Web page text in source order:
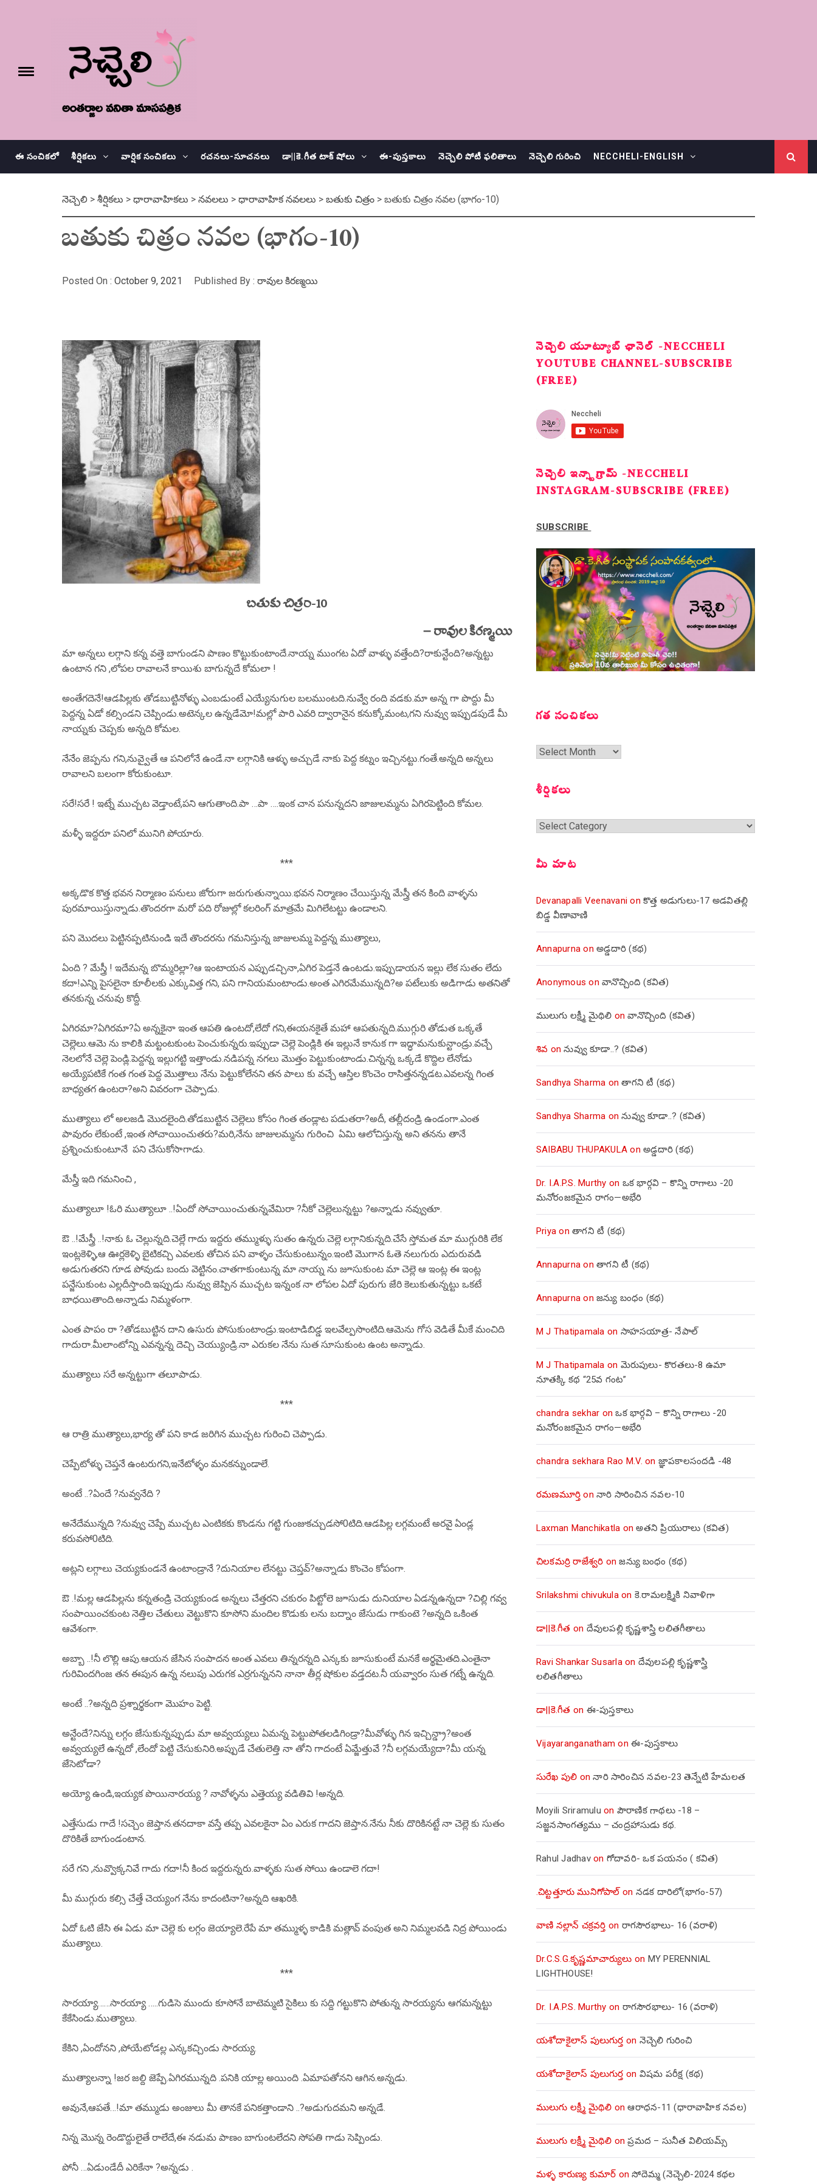
Toggle
ఈ సంచికలో శీర్షికలు వార్షిక సంచికలు రచనలు-సూచనలు డా||కె.గీత టాక్ షోలు ఈ-పుస్తకాలు నెచ్చెలి పోటీ ఫలితాలు నెచ్చెలి గురించి NECCHELI-ENGLISH
నెచ్చెలి > శీర్షికలు > ధారావాహికలు > నవలలు > ధారావాహిక నవలలు > బతుకు చిత్రం > బతుకు చిత్రం నవల (భాగం-10)
బతుకు చిత్రం నవల (భాగం-10)
Posted On : October 9, 2021 Published By : రావుల కిరణ్మయి
బతుకు చిత్రం-10
– రావుల కిరణ్మయి
మా అన్నలు లగ్గాని కన్న వత్తె బాగుండని పాణం కొట్టుకుంటాందే.నాయ్న ముంగట ఏదో వాళ్ళు వత్తేంది?రాకున్టేంది?అన్నట్టు
ఉంటాన గని ,లోపల రావాలనే కాయిశు బాగున్నదే కోమలా !
అంతేగదెనే!ఆడపిల్లకు తోడబుట్టినోళ్ళు ఎంబడుంటే ఎయ్యేనుగుల బలముంటది.నువ్వే రంది వడకు.మా అన్న గా పొద్దు మీ
పెద్దన్న ఏడో కల్సిండని చెప్పిండు.అటెన్కల ఉన్నడేమో!మల్లో పారి ఎవరి ద్వారానైన కనుక్కోమంట,గని నువ్వు ఇప్పుడపుడే మీ
నాయ్నకు చెప్పకు అన్నది కోమల.
నేనేం జెప్పను గని,నువ్వైతే ఆ పనిలోనే ఉండే.నా లగ్గానికి ఆళ్ళు అచ్చుడే నాకు పెద్ద కట్నం ఇచ్చినట్టు.గంతే.అన్నది అన్నలు
రావాలని బలంగా కోరుకుంటూ.
సరే!సరే ! ఇట్నే ముచ్చట వెడ్తాంటే,పని ఆగుతాంది.పా …పా ….ఇంక చాన పనున్నదని జాజులమ్మను ఏగిరపెట్టింది కోమల.
మళ్ళీ ఇద్దరూ పనిలో మునిగి పోయారు.
***
అక్కడొక కొత్త భవన నిర్మాణం పనులు జోరుగా జరుగుతున్నాయి.భవన నిర్మాణం చేయిస్తున్న మేస్త్రీ తన కింది వాళ్ళను
పురమాయిస్తున్నాడు.తొందరగా మరో పది రోజుల్లో కలరింగ్ మాత్రమే మిగిలేటట్టు ఉండాలని.
పని మొదలు పెట్టినప్పటినుండి ఇదే తొందరను గమనిస్తున్న జాజులమ్మ పెద్దన్న ముత్యాలు,
ఏంది ? మేస్త్రీ ! ఇదేమన్న బొమ్మరిల్లా?ఆ ఇంటాయన ఎప్పుడచ్చినా,ఏగిర పెడ్తనే ఉంటడు.ఇప్పుడాయన ఇల్లు లేక సుతం లేదు
కదా!ఎన్ని పైసలైనా కూలీలకు ఎక్కువిత్త గని, పని గానియమంటాండు.అంత ఎగిరమేమున్నది?అ పటేలుకు అడిగాడు అతనితో
తనకున్న చనువు కొద్దీ.
ఏగిరమా?ఏగిరమా?ఏ అన్నకైనా ఇంత ఆపతి ఉంటదో,లేదో గని,ఈయనకైతే మహా ఆపతున్నది.ముగ్గురి తోడుత ఒక్కతే
చెల్లెలు.ఆమె ను కాలికి మట్టంటకుంట పెంచుకున్నరు.ఇప్పుడా చెల్లె పెండ్లికి ఈ ఇల్లునే కానుక గా ఇద్ధామనుకున్టాండ్రు.వచ్చే
నెలలోనే చెల్లె పెండ్లి.పెద్దన్న ఇల్లుగట్టి ఇత్తాండు.నడిపన్న నగలు మొత్తం పెట్టుకుంటాండు.చిన్నన్న ఒక్కడే కొద్దిల లేనోడు
అయ్యేపటికే గంత గంత పెద్ద మొత్తాలు నేను పెట్టుకోలేనని తన పాలు కు వచ్చే ఆస్తిల కొంచెం రాసిత్తనన్నడట.ఎవలన్న గింత
బాధ్యతగ ఉంటరా?అని వివరంగా చెప్పాడు.
ముత్యాలు లో అలజడి మొదలైంది.తోడబుట్టిన చెల్లెలు కోసం గింత తండ్లాట పడుతరా?అదీ, తల్లీదండ్రి ఉండంగా.ఎంత
పావురం లేకుంటే ,ఇంత సోచాయించుతరు?మరి,నేను జాజులమ్మను గురించి ఏమి ఆలోచిస్తున్న అని తనను తానే
ప్రశ్నించుకుంటూనే పని చేసుకోసాగాడు.
మేస్త్రీ ఇది గమనించి ,
ముత్యాలూ !ఓరి ముత్యాలూ ..!ఏందో సోచాయించుతున్నవేమిరా ?నీకో చెల్లెలున్నట్టు ?అన్నాడు నవ్వుతూ.
ఔ ..!మేస్త్రీ ..!నాకు ఓ చెల్లున్నది.చెల్లే గాదు ఇద్దరు తమ్ముళ్ళు సుతం ఉన్నరు.చెల్లె లగ్గానికున్నది.చేసే స్తోమత మా ముగ్గురికి లేక
ఇంట్లకెళ్ళి,ఆ ఊర్లకెళ్ళి బైటికచ్చి ఎవలకు తోచిన పని వాళ్ళం చేసుకుంటున్నం.ఇంటి మొగాన ఓతె నలుగురు ఎదురువడి
అడుగుతరని గూడ పోవుడు బందు వెట్టినం.చాతగాకుంటున్న మా నాయ్న ను జూసుకుంట మా చెల్లె ఆ ఇంట్ల ఈ ఇంట్ల
పన్జేసుకుంట ఎల్లదీస్తాంది.ఇప్పుడు నువ్వు జెప్పిన ముచ్చట ఇన్నంక నా లోపల ఏదో పురుగు జేరి కెలుకుతున్నట్టు ఒకటే
బాధయితాంది.అన్నాడు నిమ్మళంగా.
ఎంత పాపం రా ?తోడబుట్టిన దాని ఉసురు పోసుకుంటాండ్రు.ఇంటాడిబిడ్డ ఇలవేల్పసొంటిది.ఆమెను గోస వెడితే మీకే మంచిది
గాదురా.మీలాంటోన్ని ఎవన్నన్న దెచ్చి చెయ్యుండ్రి.నా ఎరుకల నేను సుత సూసుకుంట ఉంట అన్నాడు.
ముత్యాలు సరే అన్నట్టుగా తలూపాడు.
***
ఆ రాత్రి ముత్యాలు,భార్య తో పని కాడ జరిగిన ముచ్చట గురించి చెప్పాడు.
చెప్పేటోళ్ళు చెప్తనే ఉంటరుగని,ఇనేటోళ్ళం మనకన్నుండాలే.
అంటే ..?ఏందే ?నువ్వనేది ?
అనేదేమున్నది ?నువ్వు చెప్పే ముచ్చట ఎంటికకు కొండను గట్టి గుంజుకచ్చుడసో0టిది.ఆడపిల్ల లగ్గమంటే అరవై ఏండ్ల
కరువసో0టిది.
అట్లని లగ్గాలు చెయ్యకుండనే ఉంటాండ్రానే ?దునియాల లేనట్టు చెప్తవ్?అన్నాడు కొంచెం కోపంగా.
ఔ .!మల్ల ఆడపిల్లను కన్నతండ్రి చెయ్యకుండ అన్నలు చేత్తరని చకురం పిట్టోలె జూసుడు దునియాల ఏడన్నఉన్నదా ?చిల్లి గవ్వ
సంపాయించకుంట నెత్తిల చేతులు వెట్టుకొని కూసోని మందిల కొడుకు లను బద్నాం జేసుడు గాకుంటె ?అన్నది ఒకింత
ఆవేశంగా.
అబ్బా ..!నీ లొల్లి ఆపు.ఆయన జేసిన సంపాదన అంత ఎవలు తిన్నరన్నది ఎన్కకు జూసుకుంటే మనకే అర్థమైతది.ఎంతైనా
గురివిందగింజ తన ఈపున ఉన్న నలుపు ఎరుగక ఎర్రగున్ననని నానా తీర్ల షోకుల వడ్తదట.నీ యవ్వారం సుత గట్నే ఉన్నది.
అంటే ..?అన్నది ప్రశ్నార్థకంగా మొహం పెట్టి.
అన్టేందే?నిన్ను లగ్గం జేసుకున్నప్పుడు మా అవ్వయ్యలు ఏమన్న పెట్టుపోతలడిగిండ్రా?మీవోళ్ళు గిన ఇచ్చిన్డ్రా?అంత
అవ్వయ్యలే ఉన్నదో ,లేందో పెట్టి చేసుకునిరి.అప్పుడే చేతులెత్తి నా తోని గాదంటే ఏమ్జేత్తువే ?నీ లగ్గమయ్యేదా?మీ యన్న
జేసెటోడా?
అయ్యో ఉండి,ఇయ్యక పొయినారయ్య ? నావోళ్ళను ఎత్తెయ్య వడితివి !అన్నది.
ఎత్తేసుడు గాదే !సచ్చెం జెప్తాన.తనదాకా వస్తే తప్ప ఎవలకైనా ఏం ఎరుక గాదని జెప్తాన.నేను నీకు దొరికినట్టే నా చెల్లె కు సుతం
దొరికితే బాగుండంటాన.
సరే గని ,నువ్వొక్కనివే గాదు గదా!నీ కింద ఇద్దరున్నరు.వాళ్ళకు సుత సోయి ఉండాలె గదా!
మీ ముగ్గురు కల్సి చేత్తే చెయ్యంగ నేను కాదంటినా?అన్నది ఆఖరికి.
ఏదో ఓటి జేసి ఈ ఏడు మా చెల్లె కు లగ్గం జెయ్యాలె.రేపే మా తమ్ముళ్ళ కాడికి మత్లావ్ వంపుత అని నిమ్మలవడి నిద్ర పోయిండు
ముత్యాలు.
***
సారయ్యా……సారయ్యా …..గుడిసె ముందు కూసోనే బాటెమ్మటి సైకిలు కు సద్ది గట్టుకొని పోతున్న సారయ్యను ఆగమన్నట్టు
కేకేసిండు.ముత్యాలు.
కేకిని ,ఏందోనని ,పోయేటోడల్ల ఎన్కకచ్చిండు సారయ్య.
ముత్యాలన్నా !జర జల్ది జెప్పే.ఏగిరమున్నది .పనికి యాల్ల అయింది .ఏమాపతోనని ఆగిన.అన్నడు.
అవునే,ఆపతే…!మా తమ్ముడు అంజులు మీ తానకే పనికత్తాండాని ..?అడుగుదమని అన్నడే.
నిన్న మొన్న రెండొద్దులైతే రాలేదే,ఈ నడుమ పాణం బాగుంటలేదని సోపతి గాడు సెప్పిండు.
పోనీ …ఏడుండేదీ ఎరికేనా ?అన్నడు .
నెచ్చెలి యూట్యూబ్ ఛానెల్ -NECCHELI
YOUTUBE CHANNEL-SUBSCRIBE
(FREE)
నెచ్చెలి ఇన్స్టాగ్రామ్ -NECCHELI
INSTAGRAM-SUBSCRIBE (FREE)
SUBSCRIBE
గత సంచికలు
గత
శీర్షికలు
శీర్షికలు
మీ మాట
Devanapalli Veenavani onకొత్త అడుగులు-17 అడవితల్లి
బిడ్డ వీణావాణి
Annapurna onఅడ్డదారి (కథ)
Anonymous onవానొచ్చింది (కవిత)
ములుగు లక్ష్మీ మైథిలి onవానొచ్చింది (కవిత)
శివ onనువ్వు కూడా..? (కవిత)
Sandhya Sharma onతాగని టీ (కథ)
Sandhya Sharma onనువ్వు కూడా..? (కవిత)
SAIBABU THUPAKULA onఅడ్డదారి (కథ)
Dr. I.A.P.S. Murthy on ఒక భార్గవి – కొన్ని రాగాలు -20
మనోరంజకమైన రాగం—అభేరి
Priya onతాగని టీ (కథ)
Annapurna onతాగని టీ (కథ)
Annapurna onజన్యు బంధం (కథ)
M J Thatipamala on సాహసయాత్ర- నేపాల్‌
M J Thatipamala on మెరుపులు- కొరతలు-8 ఉమా
నూతక్కి కథ “25వ గంట”
chandra sekhar onఒక భార్గవి – కొన్ని రాగాలు -20
మనోరంజకమైన రాగం—అభేరి
chandra sekhara Rao M.V. on జ్ఞాపకాలసందడి -48
రమణమూర్తి onనారి సారించిన నవల-10
Laxman Manchikatla onఅతని ప్రియురాలు (కవిత)
చిలకమర్రి రాజేశ్వరి onజన్యు బంధం (కథ)
Srilakshmi chivukulaon కె.రామలక్ష్మికి నివాళిగా
డా||కె.గీత on దేవులపల్లి కృష్ణశాస్త్రి లలితగీతాలు
Ravi Shankar Susarlaon దేవులపల్లి కృష్ణశాస్త్రి
లలితగీతాలు
డా||కె.గీత on ఈ-పుస్తకాలు
Vijayaranganatham onఈ-పుస్తకాలు
సురేఖ పులి onనారి సారించిన నవల-23 తెన్నేటి హేమలత
Moyili Sriramulu on పౌరాణిక గాథలు -18 –
సజ్జనసాంగత్యము – చంద్రహాసుడు కథ.
Rahul Jadhavon గోదావరి- ఒక పయనం ( కవిత)
.చిట్టత్తూరు మునిగోపాల్on నడక దారిలో(భాగం-57)
వాణి నల్లాన్ చక్రవర్తి on రాగసౌరభాలు- 16 (వరాళి)
Dr.C.S.G.కృష్ణమాచార్యులు on MY PERENNIAL
LIGHTHOUSE!
Dr. I.A.P.S. Murthy on రాగసౌరభాలు- 16 (వరాళి)
యశోదాకైలాస్ పులుగుర్త on నెచ్చెలి గురించి
యశోదాకైలాస్ పులుగుర్త on విషమ పరీక్ష (క‌థ‌)
ములుగు లక్ష్మీ మైథిలి onఆరాధన-11 (ధారావాహిక నవల)
ములుగు లక్ష్మీ మైథిలి onప్రమద – సునీత విలియమ్స్
మళ్ళ కారుణ్య కుమార్ onసోదెమ్మ (నెచ్చెలి-2024 కథల